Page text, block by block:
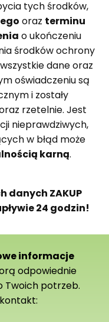
tych środków,
oraz terminu
o ukończeniu
środków ochrony
dane oraz
oświadczeniu są
i zostały
rzetelnie. Jest
nieprawdziwych,
w błąd może
karną.
danych ZAKUP
24 godzin!
informacje
odpowiednie
Twoich potrzeb.